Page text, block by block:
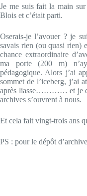
Je me suis fait la main
Blois et c’était parti.
Oserais-je l’avouer ? je
savais rien (ou quasi rien)
chance extraordinaire
ma porte (200 m)
pédagogique. Alors j’ai
sommet de l’iceberg, j’ai
après liasse………… et je
archives s’ouvrent à nous.
Et cela fait vingt-trois ans
PS : pour le dépôt